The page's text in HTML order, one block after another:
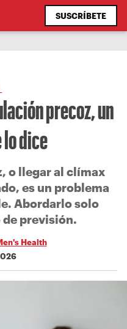
SUSCRÍBETE
precoz, un
dice
o llegar al clímax
es un problema
Abordarlo solo
de previsión.
Health